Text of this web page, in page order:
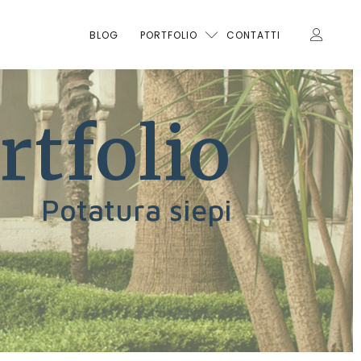
BLOG PORTFOLIO CONTATTI
Potatura siepi